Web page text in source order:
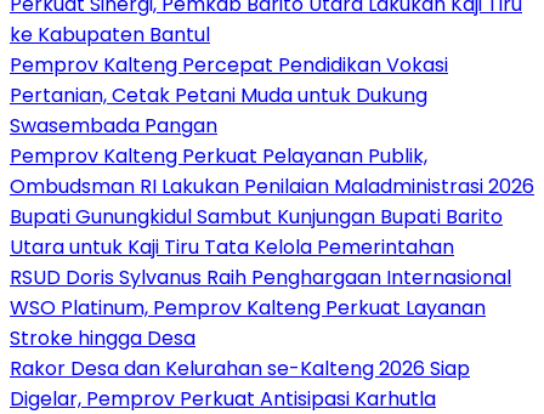
ke Kabupaten Bantul
Pemprov Kalteng Percepat Pendidikan Vokasi
Pertanian, Cetak Petani Muda untuk Dukung
Swasembada Pangan
Pemprov Kalteng Perkuat Pelayanan Publik,
Ombudsman RI Lakukan Penilaian Maladministrasi 2026
Bupati Gunungkidul Sambut Kunjungan Bupati Barito
Utara untuk Kaji Tiru Tata Kelola Pemerintahan
RSUD Doris Sylvanus Raih Penghargaan Internasional
WSO Platinum, Pemprov Kalteng Perkuat Layanan
Stroke hingga Desa
Rakor Desa dan Kelurahan se-Kalteng 2026 Siap
Digelar, Pemprov Perkuat Antisipasi Karhutla